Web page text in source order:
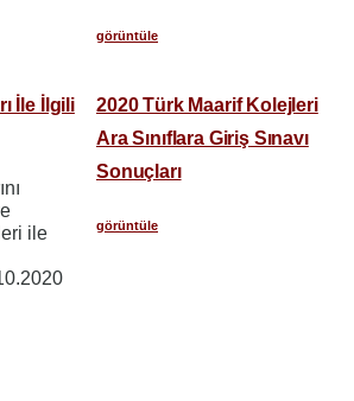
görüntüle
İle İlgili
ile
2020 Türk Maarif Kolejleri
Ara Sınıflara Giriş Sınavı
Sonuçları
görüntüle